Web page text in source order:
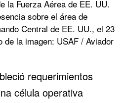
la Fuerza Aérea de EE. UU.
sobre el área de
Central de EE. UU., el 23
de la imagen: USAF / Aviador
requerimientos
célula operativa